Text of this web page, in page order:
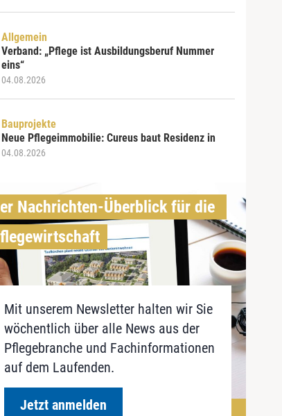
Allgemein
Verband: „Pflege ist Ausbildungsberuf Nummer
eins“
04.08.2026
Bauprojekte
Neue Pflegeimmobilie: Cureus baut Residenz in
04.08.2026
Nachrichten-Überblick für die
Mit unserem Newsletter halten wir Sie
wöchentlich über alle News aus der
Pflegebranche und Fachinformationen
auf dem Laufenden.
Jetzt anmelden